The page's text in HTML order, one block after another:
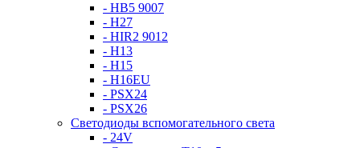
- HB5 9007
- H27
- HIR2 9012
- H13
- H15
- H16EU
- PSX24
- PSX26
Светодиоды вспомогательного света
- 24V